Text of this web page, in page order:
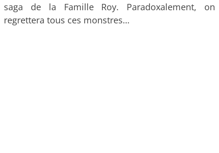
saga de la Famille Roy. Paradoxalement, on
regrettera tous ces monstres…